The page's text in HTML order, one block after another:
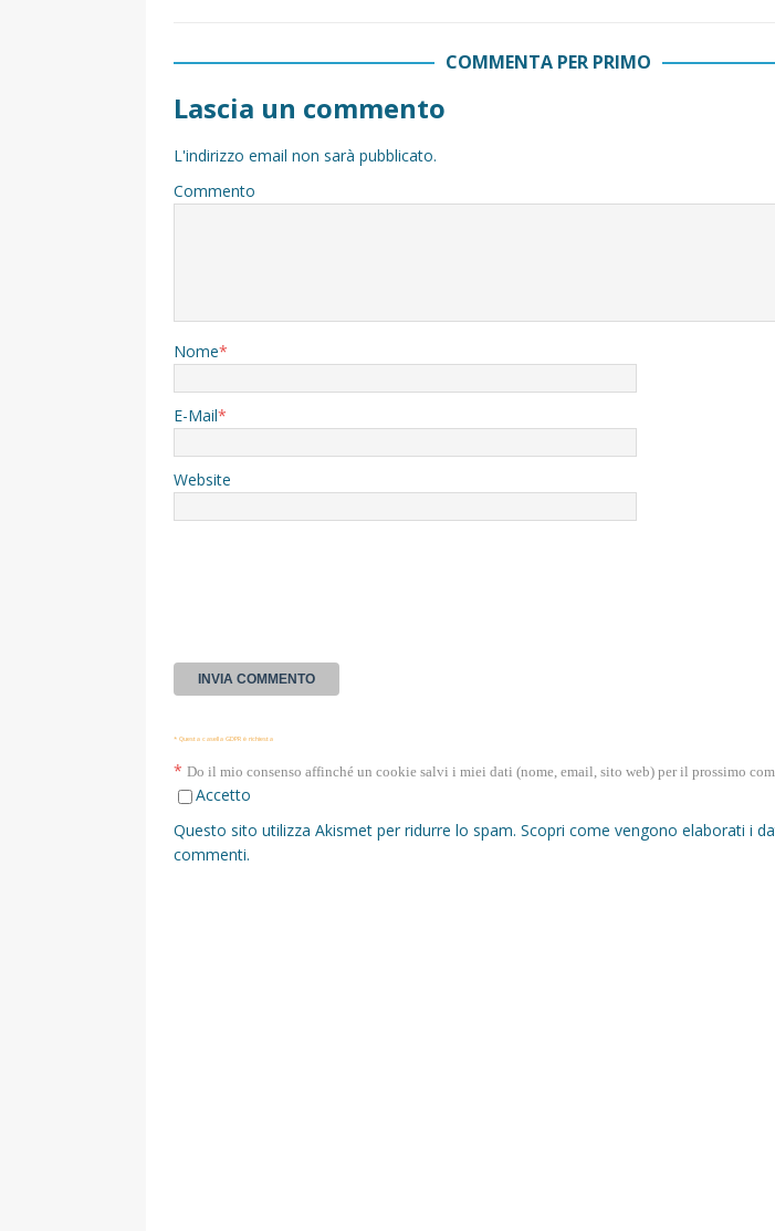
COMMENTA PER PRIMO
Lascia un commento
L'indirizzo email non sarà pubblicato.
Commento
Nome*
E-Mail*
Website
* Questa casella GDPR è richiesta
* Do il mio consenso affinché un cookie salvi i miei dati (nome, email, sito web) per il prossimo
Accetto
Questo sito utilizza Akismet per ridurre lo spam. Scopri come vengono elaborati i
commenti.